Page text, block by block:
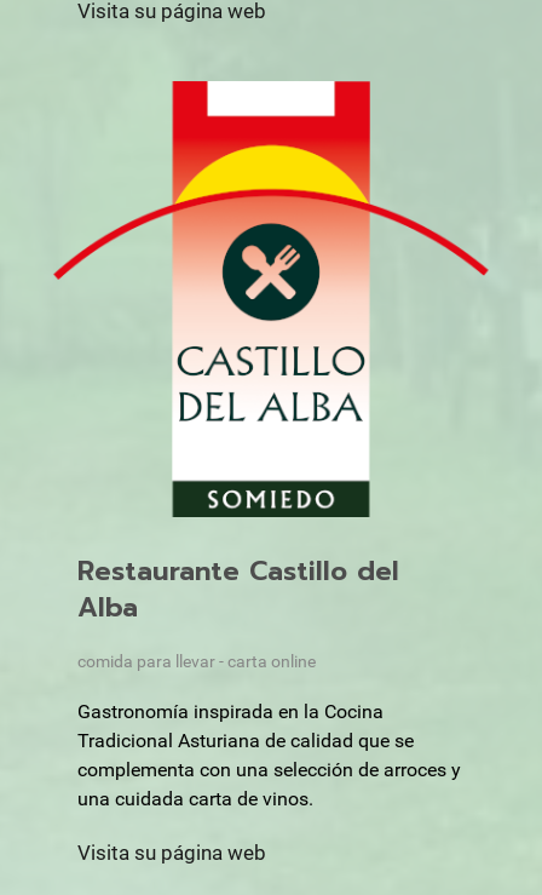
Visita su página web
Restaurante Castillo del
Alba
comida para llevar - carta online
Gastronomía inspirada en la Cocina
Tradicional Asturiana de calidad que se
complementa con una selección de arroces y
una cuidada carta de vinos.
Visita su página web